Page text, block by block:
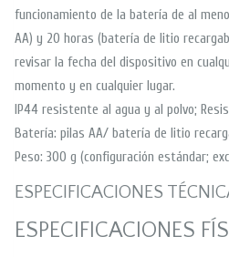
funcionamiento de la batería de al
AA) y 20 horas (batería de litio
revisar la fecha del dispositivo en
momento y en cualquier lugar.
IP44 resistente al agua y al polvo;
Batería: pilas AA/ batería de litio
Peso: 300 g (configuración estándar;
ESPECIFICACIONES
ESPECIFICACIONES